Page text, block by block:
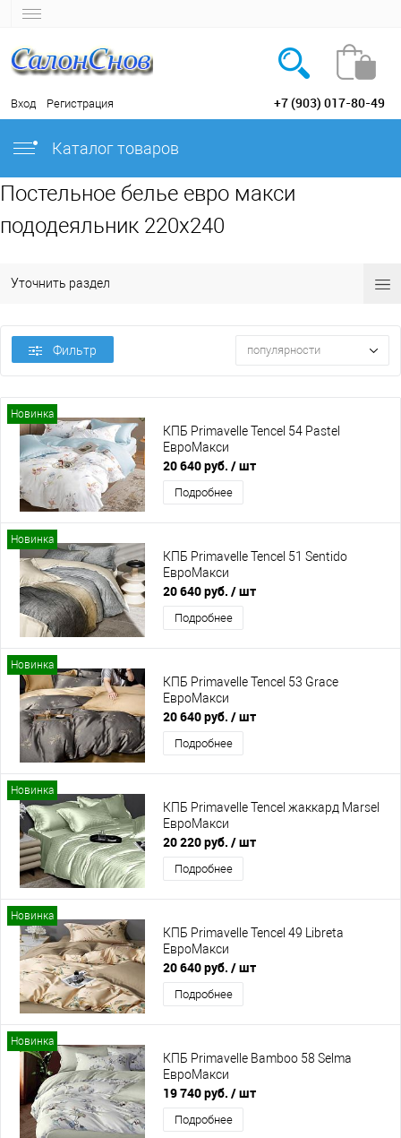
Вход Регистрация +7 (903) 017-80-49
Каталог товаров
Постельное белье евро макси
пододеяльник 220х240
Уточнить раздел
Фильтр популярности
Новинка
КПБ Primavelle Tencel 54 Pastel
ЕвроМакси
20 640 руб. / шт
Подробнее
Новинка
КПБ Primavelle Tencel 51 Sentido
ЕвроМакси
20 640 руб. / шт
Подробнее
Новинка
КПБ Primavelle Tencel 53 Grace
ЕвроМакси
20 640 руб. / шт
Подробнее
Новинка
КПБ Primavelle Tencel жаккард Marsel
ЕвроМакси
20 220 руб. / шт
Подробнее
Новинка
КПБ Primavelle Tencel 49 Libreta
ЕвроМакси
20 640 руб. / шт
Подробнее
Новинка
КПБ Primavelle Bamboo 58 Selma
ЕвроМакси
19 740 руб. / шт
Подробнее